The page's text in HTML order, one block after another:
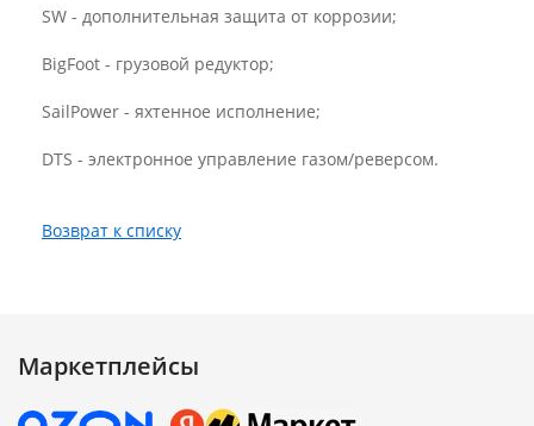
SW - дополнительная защита от коррозии;
BigFoot - грузовой редуктор;
SailPower - яхтенное исполнение;
DTS - электронное управление газом/реверсом.
Возврат к списку
Маркетплейсы